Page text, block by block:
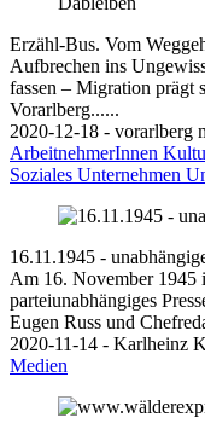
Erzähl-Bus. Vom
Aufbrechen ins
fassen – Migration prägt
Vorarlberg......
2020-12-18 - vorarlberg
ArbeitnehmerInnen
Soziales Unternehmen
16.11.1945 -
Am 16. November 1945
parteiunabhängiges
Eugen Russ und
2020-11-14 - Karlheinz
Medien